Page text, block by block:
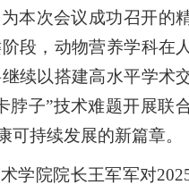
本次会议成功召开的
段，动物营养学科在
续以搭建高水平学术
子”技术难题开展联
持续发展的新篇章。
学院院长王军军对